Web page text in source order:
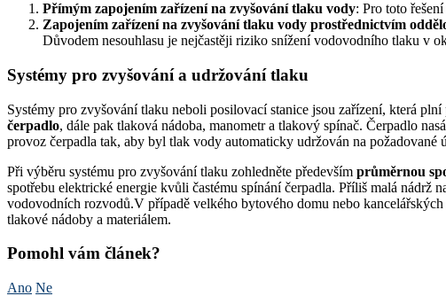
Přímým zapojením zařízení na zvyšování tlaku vody: Pro toto
Zapojením zařízení na zvyšování tlaku vody prostřednictvím
Důvodem nesouhlasu je nejčastěji riziko snížení vodovodního tlaku v
Systémy pro zvyšování a udržování tlaku
Systémy pro zvyšování tlaku neboli posilovací stanice jsou zařízení, která
čerpadlo, dále pak tlaková nádoba, manometr a tlakový spínač. Čerpadlo
provoz čerpadla tak, aby byl tlak vody automaticky udržován na požadované
Při výběru systému pro zvyšování tlaku zohledněte především průměrnou
spotřebu elektrické energie kvůli častému spínání čerpadla. Příliš malá
vodovodních rozvodů.V případě velkého bytového domu nebo kancelářských
tlakové nádoby a materiálem.
Pomohl vám článek?
Ano Ne